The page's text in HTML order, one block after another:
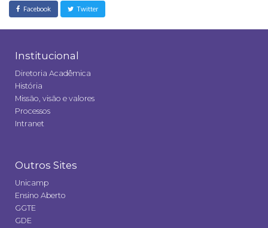
Facebook Twitter
Institucional
Diretoria Acadêmica
História
Missão, visão e valores
Processos
Intranet
Outros Sites
Unicamp
Ensino Aberto
GGTE
GDE